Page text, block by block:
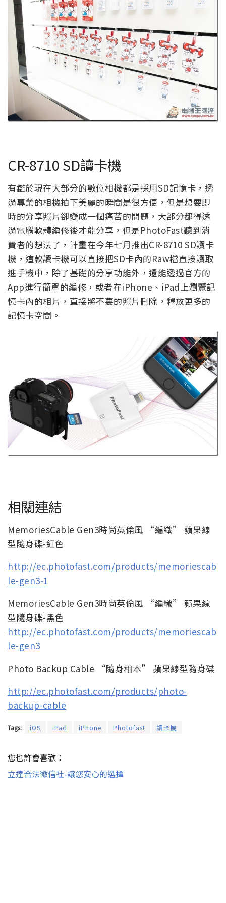
CR-8710 SD讀卡機
有鑑於現在大部分的數位相機都是採用SD記憶卡，透
過專業的相機拍下美麗的瞬間是很方便，但是想要即
時的分享照片卻變成一個痛苦的問題，大部分都得透
過電腦軟體編修後才能分享，但是PhotoFast聽到消
費者的想法了，計畫在今年七月推出CR-8710 SD讀卡
機，這款讀卡機可以直接把SD卡內的Raw檔直接讀取
進手機中，除了基礎的分享功能外，還能透過官方的
App進行簡單的編修，或者在iPhone、iPad上瀏覽記
憶卡內的相片，直接將不要的照片刪除，釋放更多的
記憶卡空間。
相關連結
MemoriesCable Gen3時尚英倫風 “編織” 蘋果線
型隨身碟-紅色
http://ec.photofast.com/products/memoriescab
le-gen3-1
MemoriesCable Gen3時尚英倫風 “編織” 蘋果線
型隨身碟-黑色
http://ec.photofast.com/products/memoriescab
le-gen3
Photo Backup Cable “隨身相本” 蘋果線型隨身碟
http://ec.photofast.com/products/photo-
backup-cable
Tags: iOS iPad iPhone Photofast 讀卡機
您也許會喜歡：
立達合法徵信社-讓您安心的選擇